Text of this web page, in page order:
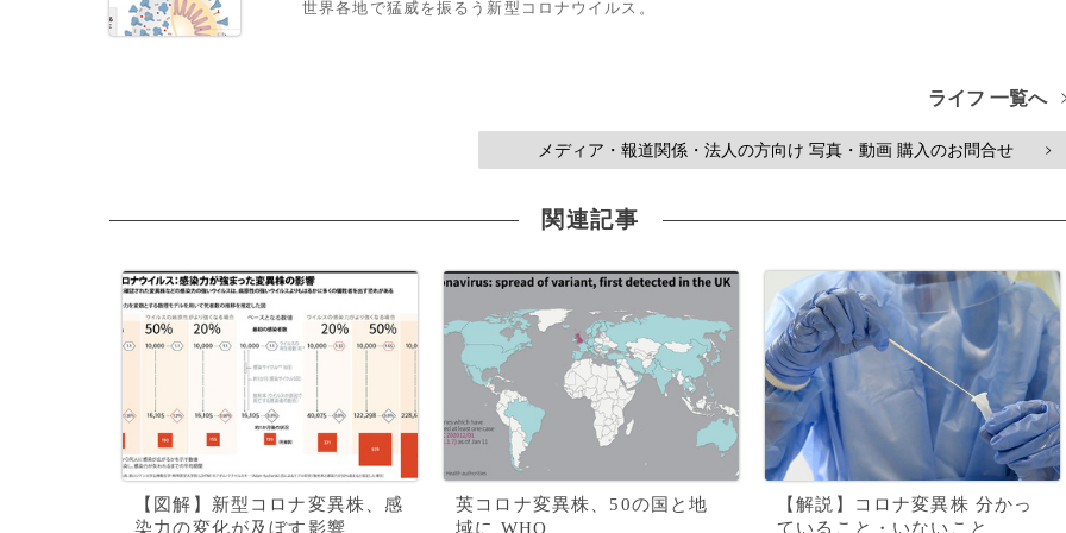
世界各地で猛威を振るう新型コロナウイルス。
ライフ 一覧へ
メディア・報道関係・法人の方向け 写真・動画 購入のお問合せ >
関連記事
【図解】新型コロナ変異株、感
染力の変化が及ぼす影響
英コロナ変異株、50の国と地
域に WHO
【解説】コロナ変異株 分かっ
ていること・いないこと